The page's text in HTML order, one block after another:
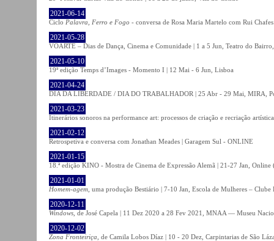
2021-06-14
Ciclo Palavra, Ferro e Fogo - conversa de Rosa Maria Martelo com Rui
2021-05-28
VOARTE – Dias de Dança, Cinema e Comunidade | 1 a 5 Jun, Teatro do
2021-05-10
19ª edição Temps d’Images - Momento I | 12 Mai - 6 Jun, Lisboa
2021-04-24
DIA DA LIBERDADE / DIA DO TRABALHADOR | 25 Abr - 29 Mai, MIRA,
2021-03-23
Itinerários sonoros na performance art: processos de criação e recriação
2021-02-12
Retrospetiva e conversa com Jonathan Meades | Garagem Sul - ONLINE
2021-01-15
18.ª edição KINO - Mostra de Cinema de Expressão Alemã | 21-27 Jan,
2021-01-01
Homem-agem , uma produção Bestiário | 7-10 Jan, Escola de Mulheres – Clube
2020-12-11
Windows , de José Capela | 11 Dez 2020 a 28 Fev 2021, MNAA — Museu
2020-12-02
Zona Fronteiriça , de Camila Lobos Díaz | 10 - 20 Dez, Carpintarias de São